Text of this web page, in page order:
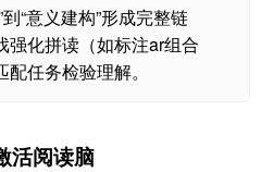
“意义建构”形成完整链
强化拼读（如标注ar组合
任务检验理解。
活阅读脑